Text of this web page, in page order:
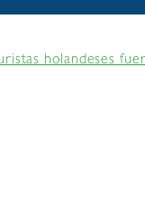
holandeses